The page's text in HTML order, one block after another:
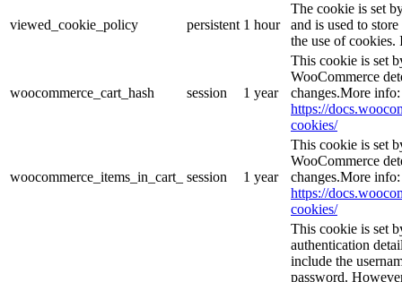
viewed_cookie_policy persistent 1 hour
The cookie is set
and is used to
the use of cookies.
woocommerce_cart_hash session 1 year
This cookie is set
WooCommerce
changes.More info:
https://
cookies/
woocommerce_items_in_cart_ session 1 year
This cookie is set
WooCommerce
changes.More info:
https://
cookies/
This cookie is set
authentication
include the
password.